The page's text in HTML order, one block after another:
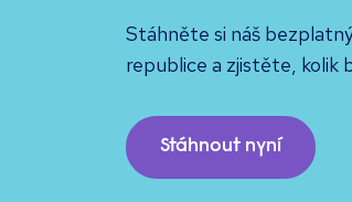
Stáhněte si náš
republice a zjistěte, kolik
Stáhnout nyní